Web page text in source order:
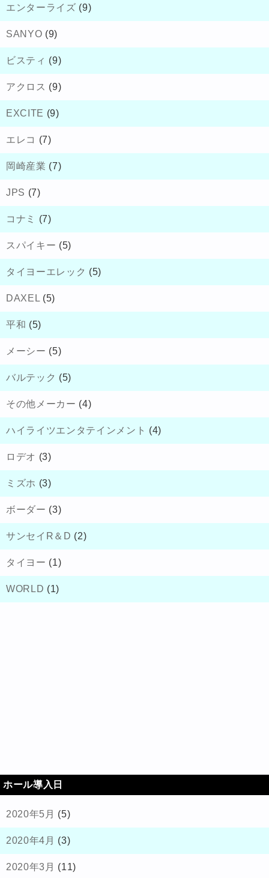
エンターライズ (9)
SANYO (9)
ビスティ (9)
アクロス (9)
EXCITE (9)
エレコ (7)
岡崎産業 (7)
JPS (7)
コナミ (7)
スパイキー (5)
タイヨーエレック (5)
DAXEL (5)
平和 (5)
メーシー (5)
バルテック (5)
その他メーカー (4)
ハイライツエンタテインメント (4)
ロデオ (3)
ミズホ (3)
ボーダー (3)
サンセイR＆D (2)
タイヨー (1)
WORLD (1)
ホール導入日
2020年5月 (5)
2020年4月 (3)
2020年3月 (11)